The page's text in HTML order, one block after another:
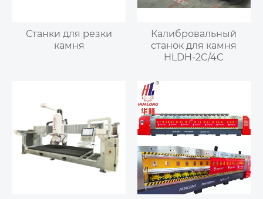
Станки для резки
камня
Калибровальный
станок для камня
HLDH-2C/4C